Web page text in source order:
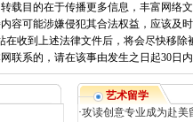
载目的在于传播更多信息，丰富网络
容可能涉嫌侵犯其合法权益，应该及
收到上述法律文件后，将会尽快移除
联系的，请在该事由发生之日起30日
艺术留学
·攻读创意专业成为赴美